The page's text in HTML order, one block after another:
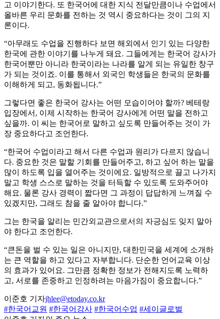
고 이야기한다. 또 한국어에 대한 지식 전달만큼이나 수업에서
올바른 우리 문화를 전하는 것 역시 중요하다는 것이 그의 지
론이다.
“아무래도 수업을 진행하다 보면 해외에서 인기 있는 다양한
한국에 관한 이야기를 나누게 돼요. 그들에게는 한국어 강사가
한국어뿐만 아니라 한국이라는 나라를 알게 되는 유일한 창구
가 되는 것이죠. 이를 통해서 외국인 학생들은 한국의 문화를
이해하게 되고, 동화됩니다.”
그렇다면 좋은 한국어 강사는 어떤 모습이어야 할까? 베테랑
입장에서, 이제 시작하는 한국어 강사에게 어떤 말을 전하고
싶을까. 이 씨는 한국어로 말하고 싶도록 만들어주는 것이 가
장 중요하다고 조언한다.
“한국어 수업이라고 해서 다른 수업과 원리가 다르지 않습니
다. 중요한 것은 말할 기회를 만들어주고, 하고 싶어 하는 말을
많이 하도록 입을 열어주는 것이에요. 일방적으로 끌고 나가지
말고 학생 스스로 말하는 것을 터득할 수 있도록 도와주어야
해요. 물론 강사 경력이 짧다면 그 과정이 답답하게 느껴질 수
있겠지만, 그래도 참을 줄 알아야 합니다.”
그는 한국을 알리는 민간외교관으로서의 자긍심도 잊지 말아
야 한다고 조언한다.
“큰돈을 벌 수 있는 일은 아니지만, 대한민국을 세계에 소개하
는 큰 역할을 하고 있다고 자부합니다. 단순한 언어교육 이상
의 효과가 있어요. 그만큼 정확한 정보가 전해지도록 노력하
고, 서로를 존중하고 인정하려는 마음가짐이 중요합니다.”
이준호 기자jhlee@etoday.co.kr
#한국어교원 #한국어강사 #한국어수업 #세이글로벌